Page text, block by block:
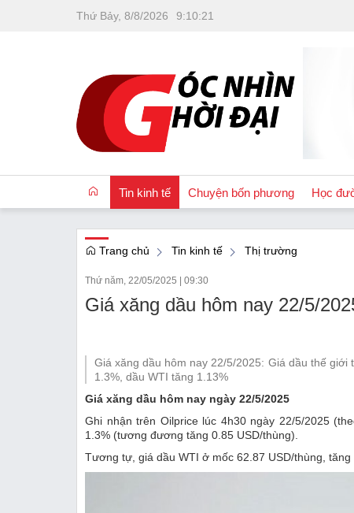
Thứ Bảy, 8/8/2026 9:10:22
Tin kinh tế
Quốc tế
Tài chính
Thị trường
Emagazine
Chuyện bốn phương Học
Trang chủ Tin kinh tế Thị trường
Thứ năm, 22/05/2025 | 09:30
Giá xăng dầu hôm nay 22/5/
Giá xăng dầu hôm nay 22/5/2025: Giá dầu thế
1.3%, dầu WTI tăng 1.13%
Giá xăng dầu hôm nay ngày 22/5/2025
Ghi nhận trên Oilprice lúc 4h30 ngày 22/5/2025
1.3% (tương đương tăng 0.85 USD/thùng).
Tương tự, giá dầu WTI ở mốc 62.87 USD/thùng,